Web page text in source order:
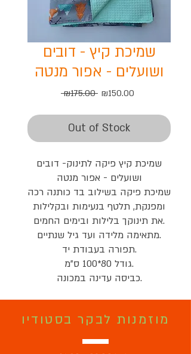
שמיכת קיץ - דובים
ושועלים - אפור מנטה
₪175.00 Regular
₪150.00
Out of Stock
שמיכת קיץ פיקה לתינוק- דובים
ושועלים - אפור מנטה
שמיכת פיקה בשילוב בד כותנה רכה
ומפנקת, תלטף בנעימות ובקלילות
את תינוקך בלילות ובימים החמים.
מתאימה מלידה ועד גיל שנתיים.
תפורה בעבודת יד.
גודל 80*100 ס"מ.
כביסה עדינה במכונה.
מוזמנות לבקר בסטודיו